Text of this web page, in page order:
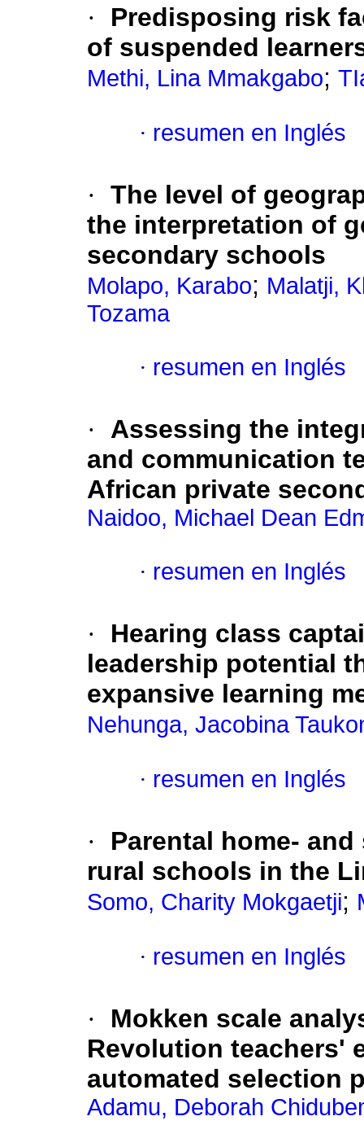
·
Predisposing risk
of suspended
Methi, Lina Mmakgabo;
· resumen en Inglés
· The level of
the interpretation of
secondary schools
Molapo, Karabo; Malatji,
Tozama
· resumen en Inglés
·
Assessing the
and communication
African private
Naidoo, Michael Dean
· resumen en Inglés
·
Hearing class
leadership potential
expansive learning
Nehunga, Jacobina
· resumen en Inglés
·
Parental home-
rural schools in the
Somo, Charity Mokgaetji;
· resumen en Inglés
·
Mokken scale
Revolution teachers'
automated selection
Adamu, Deborah